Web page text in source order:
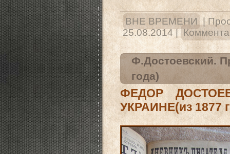
ВНЕ ВРЕМЕНИ |
25.08.2014 |
Ф.Достоевский.
года)
ФЕДОР
УКРАИНЕ(из 1877